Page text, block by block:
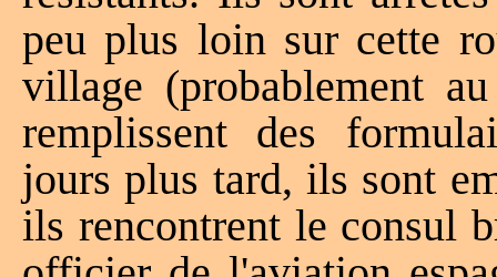
peu plus loin sur cette
village (probablement
remplissent des
jours plus tard, ils sont
ils rencontrent le consul